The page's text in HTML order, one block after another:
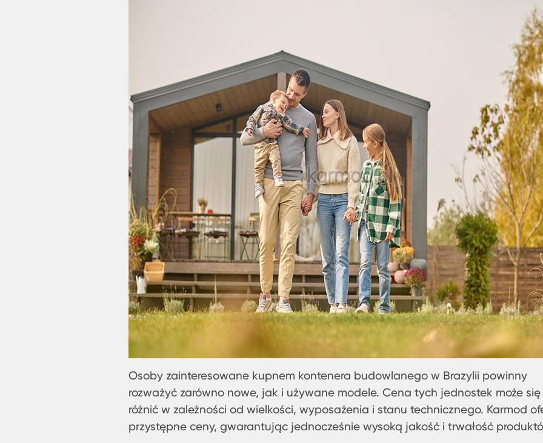
Osoby zainteresowane kupnem kontenera budowlanego w Brazylii powinny
rozważyć zarówno nowe, jak i używane modele. Cena tych jednostek może się
różnić w zależności od wielkości, wyposażenia i stanu technicznego. Karmod
przystępne ceny, gwarantując jednocześnie wysoką jakość i trwałość